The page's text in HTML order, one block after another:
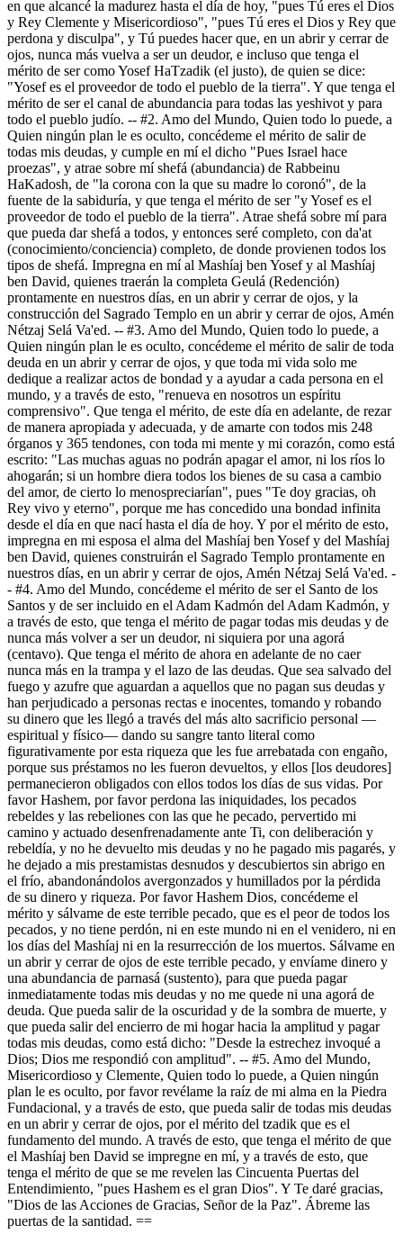
en que alcancé la madurez hasta el día de hoy, "pues Tú eres el Dios
y Rey Clemente y Misericordioso", "pues Tú eres el Dios y Rey que
perdona y disculpa", y Tú puedes hacer que, en un abrir y cerrar de
ojos, nunca más vuelva a ser un deudor, e incluso que tenga el
mérito de ser como Yosef HaTzadik (el justo), de quien se dice:
"Yosef es el proveedor de todo el pueblo de la tierra". Y que tenga el
mérito de ser el canal de abundancia para todas las yeshivot y para
todo el pueblo judío. -- #2. Amo del Mundo, Quien todo lo puede, a
Quien ningún plan le es oculto, concédeme el mérito de salir de
todas mis deudas, y cumple en mí el dicho "Pues Israel hace
proezas", y atrae sobre mí shefá (abundancia) de Rabbeinu
HaKadosh, de "la corona con la que su madre lo coronó", de la
fuente de la sabiduría, y que tenga el mérito de ser "y Yosef es el
proveedor de todo el pueblo de la tierra". Atrae shefá sobre mí para
que pueda dar shefá a todos, y entonces seré completo, con da'at
(conocimiento/conciencia) completo, de donde provienen todos los
tipos de shefá. Impregna en mí al Mashíaj ben Yosef y al Mashíaj
ben David, quienes traerán la completa Geulá (Redención)
prontamente en nuestros días, en un abrir y cerrar de ojos, y la
construcción del Sagrado Templo en un abrir y cerrar de ojos, Amén
Nétzaj Selá Va'ed. -- #3. Amo del Mundo, Quien todo lo puede, a
Quien ningún plan le es oculto, concédeme el mérito de salir de toda
deuda en un abrir y cerrar de ojos, y que toda mi vida solo me
dedique a realizar actos de bondad y a ayudar a cada persona en el
mundo, y a través de esto, "renueva en nosotros un espíritu
comprensivo". Que tenga el mérito, de este día en adelante, de rezar
de manera apropiada y adecuada, y de amarte con todos mis 248
órganos y 365 tendones, con toda mi mente y mi corazón, como está
escrito: "Las muchas aguas no podrán apagar el amor, ni los ríos lo
ahogarán; si un hombre diera todos los bienes de su casa a cambio
del amor, de cierto lo menospreciarían", pues "Te doy gracias, oh
Rey vivo y eterno", porque me has concedido una bondad infinita
desde el día en que nací hasta el día de hoy. Y por el mérito de esto,
impregna en mi esposa el alma del Mashíaj ben Yosef y del Mashíaj
ben David, quienes construirán el Sagrado Templo prontamente en
nuestros días, en un abrir y cerrar de ojos, Amén Nétzaj Selá Va'ed. -
- #4. Amo del Mundo, concédeme el mérito de ser el Santo de los
Santos y de ser incluido en el Adam Kadmón del Adam Kadmón, y
a través de esto, que tenga el mérito de pagar todas mis deudas y de
nunca más volver a ser un deudor, ni siquiera por una agorá
(centavo). Que tenga el mérito de ahora en adelante de no caer
nunca más en la trampa y el lazo de las deudas. Que sea salvado del
fuego y azufre que aguardan a aquellos que no pagan sus deudas y
han perjudicado a personas rectas e inocentes, tomando y robando
su dinero que les llegó a través del más alto sacrificio personal —
espiritual y físico— dando su sangre tanto literal como
figurativamente por esta riqueza que les fue arrebatada con engaño,
porque sus préstamos no les fueron devueltos, y ellos [los deudores]
permanecieron obligados con ellos todos los días de sus vidas. Por
favor Hashem, por favor perdona las iniquidades, los pecados
rebeldes y las rebeliones con las que he pecado, pervertido mi
camino y actuado desenfrenadamente ante Ti, con deliberación y
rebeldía, y no he devuelto mis deudas y no he pagado mis pagarés, y
he dejado a mis prestamistas desnudos y descubiertos sin abrigo en
el frío, abandonándolos avergonzados y humillados por la pérdida
de su dinero y riqueza. Por favor Hashem Dios, concédeme el
mérito y sálvame de este terrible pecado, que es el peor de todos los
pecados, y no tiene perdón, ni en este mundo ni en el venidero, ni en
los días del Mashíaj ni en la resurrección de los muertos. Sálvame en
un abrir y cerrar de ojos de este terrible pecado, y envíame dinero y
una abundancia de parnasá (sustento), para que pueda pagar
inmediatamente todas mis deudas y no me quede ni una agorá de
deuda. Que pueda salir de la oscuridad y de la sombra de muerte, y
que pueda salir del encierro de mi hogar hacia la amplitud y pagar
todas mis deudas, como está dicho: "Desde la estrechez invoqué a
Dios; Dios me respondió con amplitud". -- #5. Amo del Mundo,
Misericordioso y Clemente, Quien todo lo puede, a Quien ningún
plan le es oculto, por favor revélame la raíz de mi alma en la Piedra
Fundacional, y a través de esto, que pueda salir de todas mis deudas
en un abrir y cerrar de ojos, por el mérito del tzadik que es el
fundamento del mundo. A través de esto, que tenga el mérito de que
el Mashíaj ben David se impregne en mí, y a través de esto, que
tenga el mérito de que se me revelen las Cincuenta Puertas del
Entendimiento, "pues Hashem es el gran Dios". Y Te daré gracias,
"Dios de las Acciones de Gracias, Señor de la Paz". Ábreme las
puertas de la santidad. ==